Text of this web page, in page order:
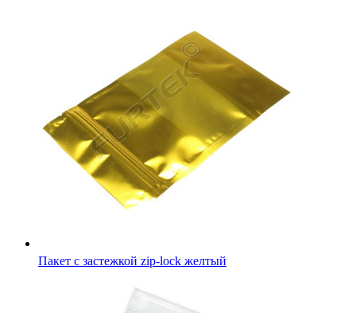
Пакет с застежкой Zip-Lock 10х15 см плотный